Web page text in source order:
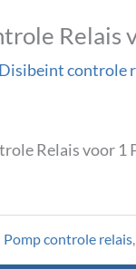
Relais
Disibeint controle
Relais voor 1
controle relais,